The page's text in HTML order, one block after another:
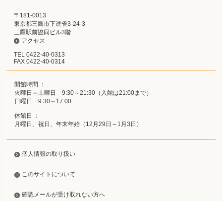
〒181-0013
東京都三鷹市下連雀3-24-3
三鷹駅前協同ビル3階
アクセス
TEL 0422-40-0313
FAX 0422-40-0314
開館時間 ：
火曜日～土曜日 9:30～21:30（入館は21:00まで）
日曜日 9:30～17:00
休館日 ：
月曜日、祝日、年末年始（12月29日～1月3日）
個人情報の取り扱い
このサイトについて
確認メールが受け取れない方へ